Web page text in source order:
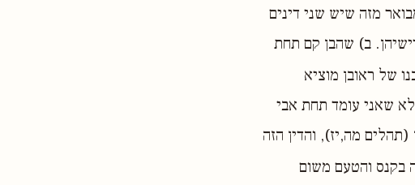
מזה שיש שני דינים
ב) שהבן קם תחת
של ראובן מוציא
שאני עומד תחת אבי
מה,יז), והדין הזה
בקנס והטעם משום